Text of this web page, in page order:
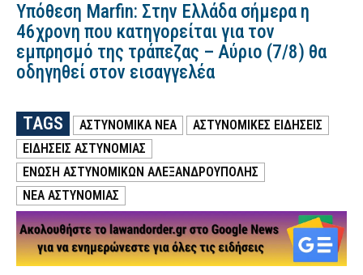
Υπόθεση Marfin: Στην Ελλάδα σήμερα η
46χρονη που κατηγορείται για τον
εμπρησμό της τράπεζας – Αύριο (7/8) θα
οδηγηθεί στον εισαγγελέα
TAGS ΑΣΤΥΝΟΜΙΚΑ ΝΕΑ
ΑΣΤΥΝΟΜΙΚΕΣ ΕΙΔΗΣΕΙΣ
ΕΙΔΗΣΕΙΣ ΑΣΤΥΝΟΜΙΑΣ
ΈΝΩΣΗ ΑΣΤΥΝΟΜΙΚΏΝ ΑΛΕΞΑΝΔΡΟΎΠΟΛΗΣ
ΝΕΑ ΑΣΤΥΝΟΜΙΑΣ